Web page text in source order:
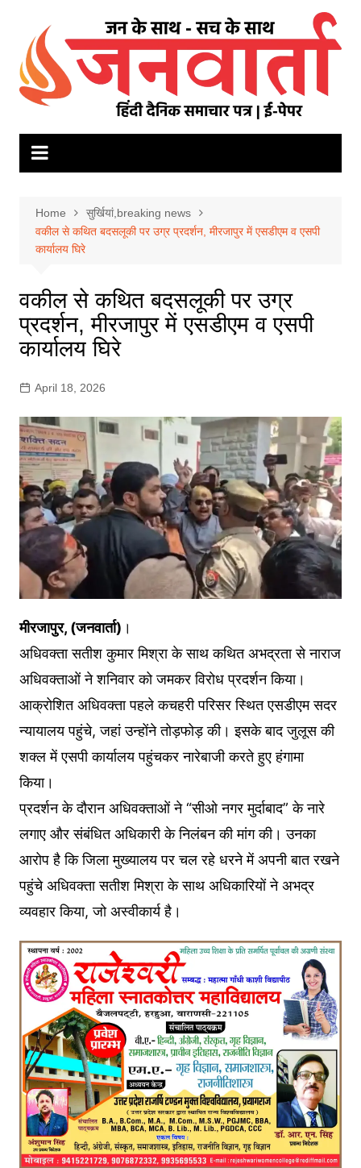
content
Home
सुर्खियां,breaking news
वकील से कथित बदसलूकी पर उग्र प्रदर्शन, मीरजापुर में एसडीएम व एसपी
कार्यालय घिरे
वकील से कथित बदसलूकी पर उग्र
प्रदर्शन, मीरजापुर में एसडीएम व एसपी
कार्यालय घिरे
April 18, 2026
मीरजापुर, (जनवार्ता) ।
अधिवक्ता सतीश कुमार मिश्रा के साथ कथित अभद्रता से नाराज
अधिवक्ताओं ने शनिवार को जमकर विरोध प्रदर्शन किया।
आक्रोशित अधिवक्ता पहले कचहरी परिसर स्थित एसडीएम सदर
न्यायालय पहुंचे, जहां उन्होंने तोड़फोड़ की। इसके बाद जुलूस की
शक्ल में एसपी कार्यालय पहुंचकर नारेबाजी करते हुए हंगामा
किया।
प्रदर्शन के दौरान अधिवक्ताओं ने “सीओ नगर मुर्दाबाद” के नारे
लगाए और संबंधित अधिकारी के निलंबन की मांग की। उनका
आरोप है कि जिला मुख्यालय पर चल रहे धरने में अपनी बात रखने
पहुंचे अधिवक्ता सतीश मिश्रा के साथ अधिकारियों ने अभद्र
व्यवहार किया, जो अस्वीकार्य है।